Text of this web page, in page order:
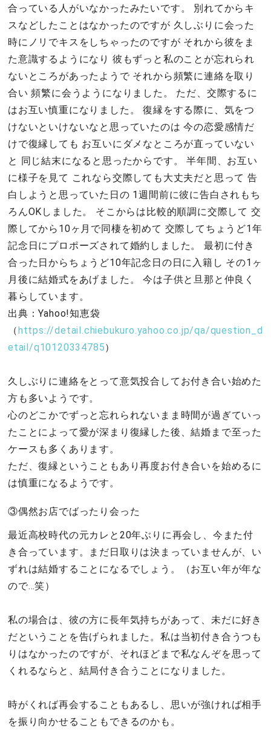
合っている人がいなかったみたいです。 別れてからキ
スなどしたことはなかったのですが 久しぶりに会った
時にノリでキスをしちゃったのですが それから彼をま
た意識するようになり 彼もずっと私のことが忘れられ
ないところがあったようで それから頻繁に連絡を取り
合い 頻繁に会うようになりました。 ただ、交際するに
はお互い慎重になりました。 復縁をする際に、気をつ
けないといけないなと思っていたのは 今の恋愛感情だ
けで復縁しても お互いにダメなところが直っていない
と 同じ結末になると思ったからです。 半年間、お互い
に様子を見て これなら交際しても大丈夫だと思って 告
白しようと思っていた日の 1週間前に彼に告白されもち
ろんOKしました。 そこからは比較的順調に交際して 交
際してから10ヶ月で同棲を初めて 交際してちょうど1年
記念日にプロポーズされて婚約しました。 最初に付き
合った日からちょうど10年記念日の日に入籍し その1ヶ
月後に結婚式をあげました。 今は子供と旦那と仲良く
暮らしています。
出典：Yahoo!知恵袋
（https://detail.chiebukuro.yahoo.co.jp/qa/question_d
etail/q10120334785）
久しぶりに連絡をとって意気投合してお付き合い始めた
方も多いようです。
心のどこかでずっと忘れられないまま時間が過ぎていっ
たことによって愛が深まり復縁した後、結婚まで至った
ケースも多くあります。
ただ、復縁ということもあり再度お付き合いを始めるに
は慎重になるようです。
③偶然お店でばったり会った
最近高校時代の元カレと20年ぶりに再会し、今また付
き合っています。まだ日取りは決まっていませんが、い
ずれは結婚することになるでしょう。（お互い年が年な
ので…笑）
私の場合は、彼の方に長年気持ちがあって、未だに好き
だということを告げられました。私は当初付き合うつも
りはなかったのですが、それほどまで私なんぞを思って
くれるならと、結局付き合うことになりました。
時がくれば再会することもあるし、思いが強ければ相手
を振り向かせることもできるのかも。